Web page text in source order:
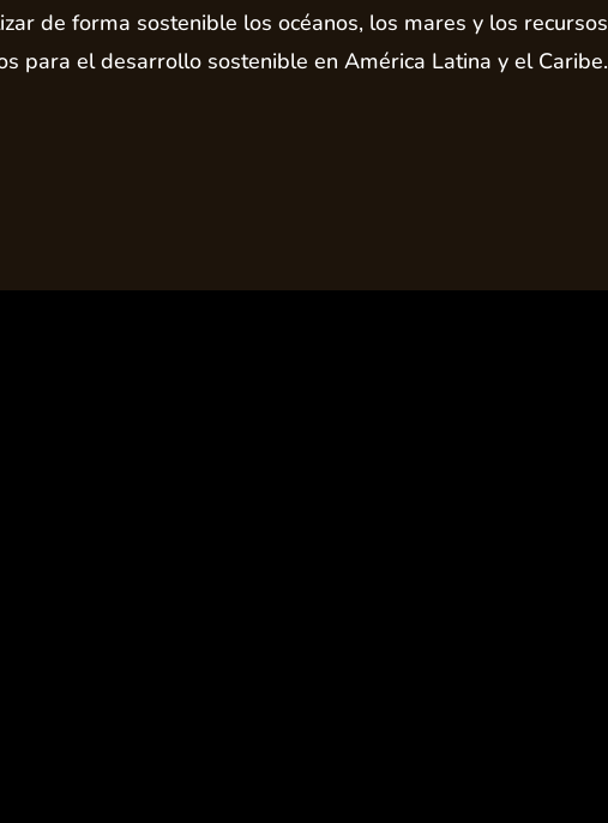
de forma sostenible los océanos, los mares y los recursos
para el desarrollo sostenible en América Latina y el Caribe.